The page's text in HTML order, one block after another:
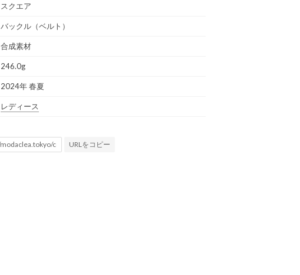
スクエア
バックル（ベルト）
合成素材
246.0g
2024年 春夏
レディース
URLをコピー